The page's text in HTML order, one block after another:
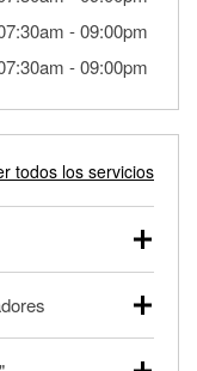
-09:00pm
-09:00pm
todos los servicios
y
baterías
y cargarse en